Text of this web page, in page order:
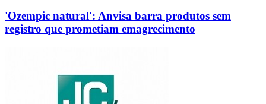
'Ozempic natural': Anvisa barra produtos sem
registro que prometiam emagrecimento